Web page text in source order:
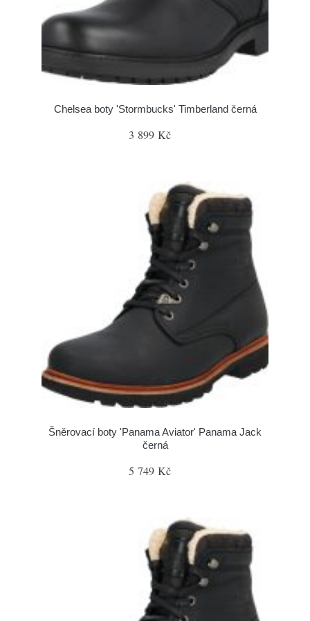
Chelsea boty 'Stormbucks' Timberland černá
3 899 Kč
Šněrovací boty 'Panama Aviator' Panama Jack
černá
5 749 Kč